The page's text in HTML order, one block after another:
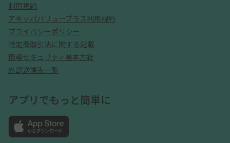
利用規約
アキッパバリュープラス利用規約
プライバシーポリシー
特定商取引法に関する記載
情報セキュリティ基本方針
外部送信先一覧
アプリでもっと簡単に